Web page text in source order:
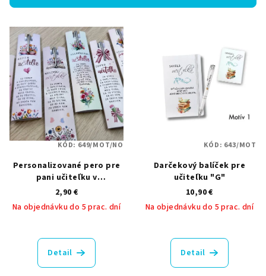
p
r
d
u
k
t
o
v
V
ý
p
s
p
r
o
Personalizované pero pre
pani učiteľku v
darčekovom púzdre
2,90 €
Na objednávku do 5 prac. dní
Detail
KÓD: 649/MOT/NO
Darčekový balíček pre
učiteľku "G"
10,90 €
Na objednávku do 5 prac. dní
Detail
KÓD: 643/MOT